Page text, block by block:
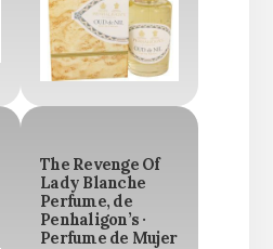
The Revenge Of
Lady Blanche
Perfume, de
Penhaligon’s ·
Perfume de Mujer